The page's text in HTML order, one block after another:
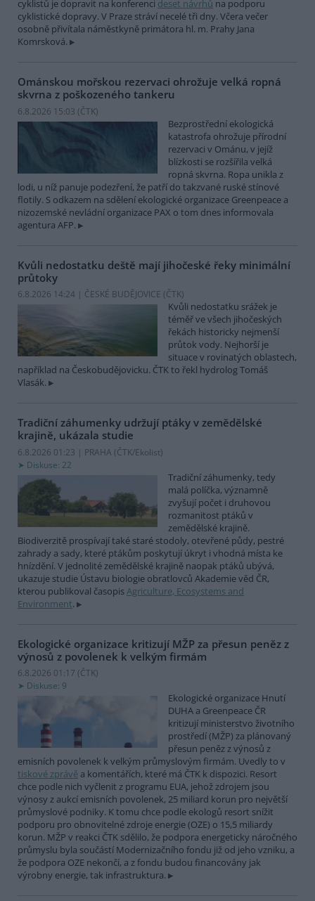
cyklistů je dopravit na konferenci deset návrhů na podporu
cyklistické dopravy. V Praze stráví necelé tři dny. Včera večer
osobně přivítala náměstkyně primátora hl. m. Prahy Jana
Komrsková.
Ománskou mořskou rezervaci ohrožuje velká ropná
skvrna z poškozeného tankeru
6.8.2026 15:03 (ČTK)
Bezprostřední ekologická
katastrofa ohrožuje přírodní
rezervaci v Ománu, v jejíž
blízkosti se rozšířila velká
ropná skvrna. Ropa unikla z
lodi, u níž panuje podezření, že patří do takzvané ruské stínové
flotily. S odkazem na sdělení ekologické organizace Greenpeace a
nizozemské nevládní organizace PAX o tom dnes informovala
agentura AFP.
Kvůli nedostatku deště mají jihočeské řeky minimální
průtoky
6.8.2026 14:24 | ČESKÉ BUDĚJOVICE (ČTK)
Kvůli nedostatku srážek je
téměř ve všech jihočeských
řekách historicky nejmenší
průtok vody. Nejhorší je
situace v rovinatých oblastech,
například na Českobudějovicku. ČTK to řekl hydrolog Tomáš
Vlasák.
Tradiční záhumenky udržují ptáky v zemědělské
krajině, ukázala studie
6.8.2026 01:23 | PRAHA (ČTK/Ekolist)
Diskuse: 22
Tradiční záhumenky, tedy
malá políčka, významně
zvyšují počet i druhovou
rozmanitost ptáků v
zemědělské krajině.
Biodiverzitě prospívají také staré stodoly, otevřené půdy, pestré
zahrady a sady, které ptákům poskytují úkryt i vhodná místa ke
hnízdění. V jednolité zemědělské krajině naopak ptáků ubývá,
ukazuje studie Ústavu biologie obratlovců Akademie věd ČR,
kterou publikoval časopisAgriculture, Ecosystems and
Environment.
Ekologické organizace kritizují MŽP za přesun peněz z
výnosů z povolenek k velkým firmám
6.8.2026 01:17 (ČTK)
Diskuse: 9
Ekologické organizace Hnutí
DUHA a Greenpeace ČR
kritizují ministerstvo životního
prostředí (MŽP) za plánovaný
přesun peněz z výnosů z
emisních povolenek k velkým průmyslovým firmám. Uvedly to v
tiskové zprávě a komentářích, které má ČTK k dispozici. Resort
chce podle nich vyčlenit z programu EUA, jehož zdrojem jsou
výnosy z aukcí emisních povolenek, 25 miliard korun pro největší
průmyslové podniky. K tomu chce podle ekologů resort snížit
podporu pro obnovitelné zdroje energie (OZE) o 15,5 miliardy
korun. MŽP v reakci ČTK sdělilo, že podpora energeticky náročného
průmyslu byla součástí Modernizačního fondu již od jeho vzniku, a
že podpora OZE nekončí, a z fondu budou financovány jak
výrobny energie, tak infrastruktura.